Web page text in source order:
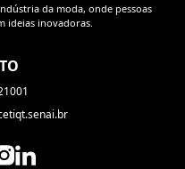
da moda, onde pessoas
ideias inovadoras.